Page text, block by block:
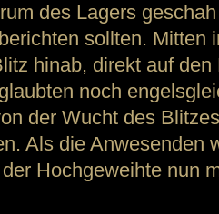
des Lagers
sollten. Mitten
hinab, direkt auf
noch
der Wucht des
Als die Anwesenden
Hochgeweihte nun